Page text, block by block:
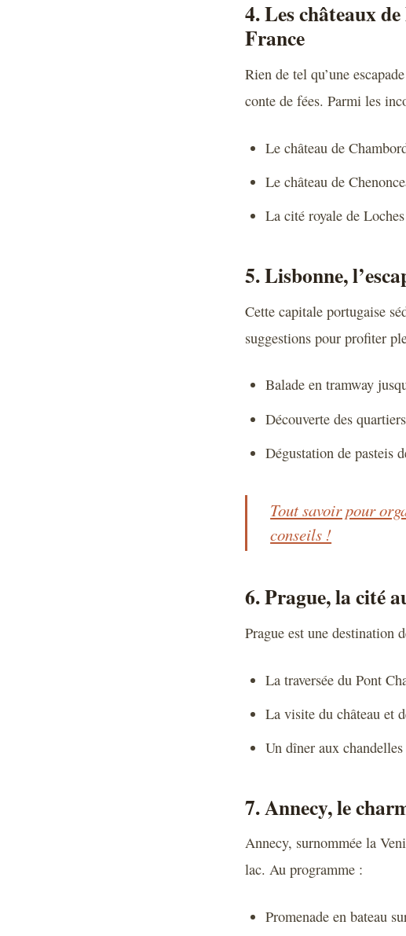
4. Les châteaux
France
Rien de tel qu’une
conte de fées. Parmi les
Le château de
Le château de
La cité royale de
5. Lisbonne,
Cette capitale portugaise
suggestions pour profiter
Balade en tramway
Découverte des
Dégustation de pasteis
Tout savoir pour
conseils !
6. Prague, la cité
Prague est une destination
La traversée du Pont
La visite du château et
Un dîner aux
7. Annecy, le
Annecy, surnommée la
lac. Au programme :
Promenade en bateau